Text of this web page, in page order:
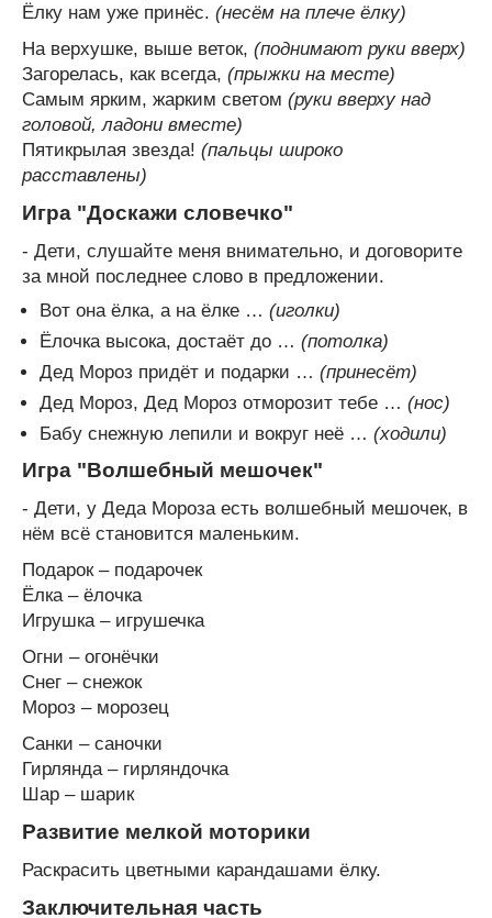
Ёлку нам уже принёс. (несём на плече ёлку)
На верхушке, выше веток, (поднимают руки вверх)
Загорелась, как всегда, (прыжки на месте)
Самым ярким, жарким светом (руки вверху над
головой, ладони вместе)
Пятикрылая звезда! (пальцы широко
расставлены)
Игра "Доскажи словечко"
- Дети, слушайте меня внимательно, и договорите
за мной последнее слово в предложении.
Вот она ёлка, а на ёлке … (иголки)
Ёлочка высока, достаёт до … (потолка)
Дед Мороз придёт и подарки … (принесёт)
Дед Мороз, Дед Мороз отморозит тебе … (нос)
Бабу снежную лепили и вокруг неё … (ходили)
Игра "Волшебный мешочек"
- Дети, у Деда Мороза есть волшебный мешочек, в
нём всё становится маленьким.
Подарок – подарочек
Ёлка – ёлочка
Игрушка – игрушечка
Огни – огонёчки
Снег – снежок
Мороз – морозец
Санки – саночки
Гирлянда – гирляндочка
Шар – шарик
Развитие мелкой моторики
Раскрасить цветными карандашами ёлку.
Заключительная часть